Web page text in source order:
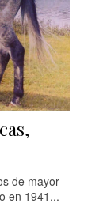
de mayor
en 1941...